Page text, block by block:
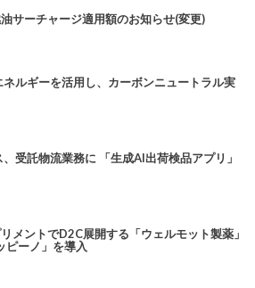
サーチャージ適用額のお知らせ(変更)
ルギーを活用し、カーボンニュートラル実
受託物流業務に 「生成AI出荷検品アプリ」
メントでD2C展開する「ウェルモット製薬」
ピーノ」を導入